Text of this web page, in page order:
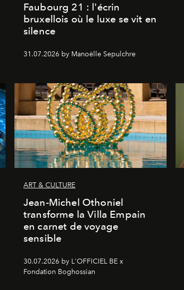
Faubourg 21 : l'écrin
bruxellois où le luxe se vit en
silence
31.07.2026 by Manoëlle Sepulchre
ART & CULTURE
Jean-Michel Othoniel
transforme la Villa Empain
en carnet de voyage
sensible
30.07.2026 by L'OFFICIEL BE x
Fondation Boghossian